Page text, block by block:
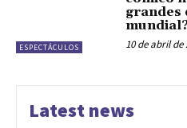
ESPECTÁCULOS
grandes
10 de abril de
Latest news